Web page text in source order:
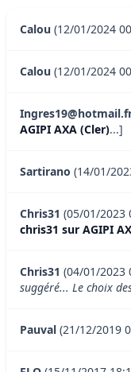
Calou (12/01/2024
Calou (12/01/2024
AGIPI AXA (Cler)...]
Sartirano (14/01/
Chris31 (05/01/2023
chris31 sur AGIPI
Chris31 (04/01/2023
suggéré... Le choix
Pauval (21/12/2019